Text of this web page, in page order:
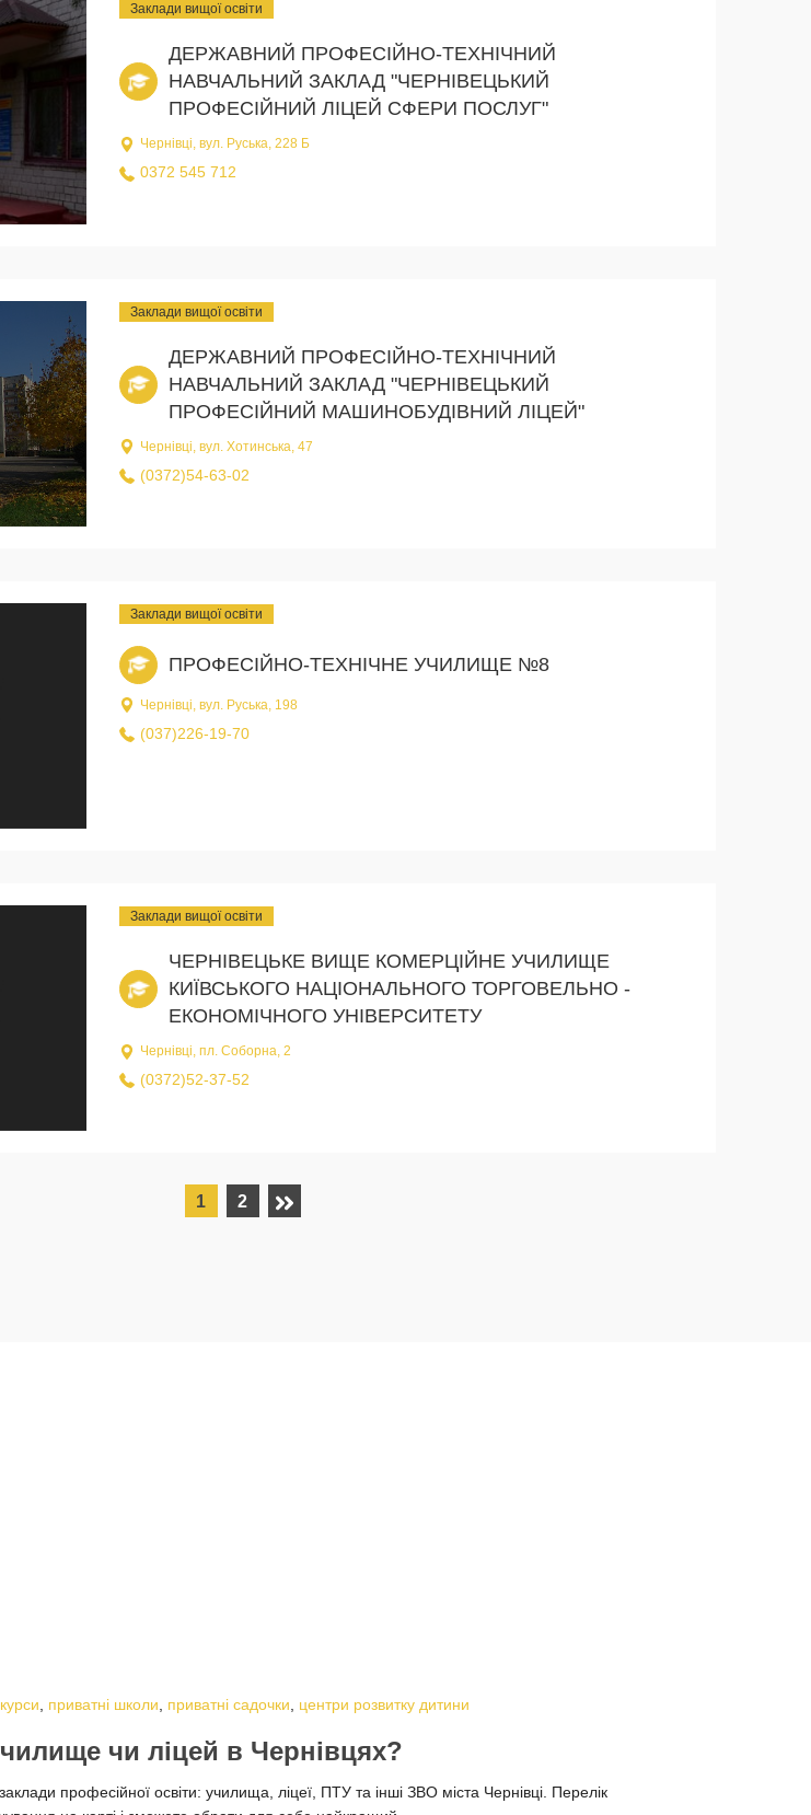
Заклади вищої освіти
ДЕРЖАВНИЙ ПРОФЕСІЙНО-ТЕХНІЧНИЙ
НАВЧАЛЬНИЙ ЗАКЛАД "ЧЕРНІВЕЦЬКИЙ
ПРОФЕСІЙНИЙ ЛІЦЕЙ СФЕРИ ПОСЛУГ"
Чернівці, вул. Руська, 228 Б
0372 545 712
Заклади вищої освіти
ДЕРЖАВНИЙ ПРОФЕСІЙНО-ТЕХНІЧНИЙ
НАВЧАЛЬНИЙ ЗАКЛАД "ЧЕРНІВЕЦЬКИЙ
ПРОФЕСІЙНИЙ МАШИНОБУДІВНИЙ ЛІЦЕЙ"
Чернівці, вул. Хотинська, 47
(0372)54-63-02
Заклади вищої освіти
ПРОФЕСІЙНО-ТЕХНІЧНЕ УЧИЛИЩЕ №8
Чернівці, вул. Руська, 198
(037)226-19-70
Заклади вищої освіти
ЧЕРНІВЕЦЬКЕ ВИЩЕ КОМЕРЦІЙНЕ УЧИЛИЩЕ
КИЇВСЬКОГО НАЦІОНАЛЬНОГО ТОРГОВЕЛЬНО -
ЕКОНОМІЧНОГО УНІВЕРСИТЕТУ
Чернівці, пл. Соборна, 2
(0372)52-37-52
1 2
курси, приватні школи, приватні садочки, центри розвитку дитини
чи ліцей в Чернівцях?
професійної освіти: училища, ліцеї, ПТУ та інші ЗВО міста Чернівці. Перелік